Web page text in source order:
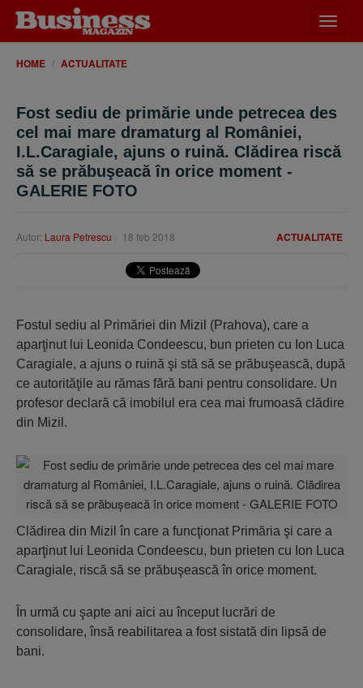
meniu
HOME ACTUALITATE
Fost sediu de primărie unde petrecea des
cel mai mare dramaturg al României,
I.L.Caragiale, ajuns o ruină. Clădirea riscă
să se prăbuşeacă în orice moment -
GALERIE FOTO
ACTUALITATE
Autor: Laura Petrescu 18 feb 2018
Fostul sediu al Primăriei din Mizil (Prahova), care a
aparţinut lui Leonida Condeescu, bun prieten cu Ion Luca
Caragiale, a ajuns o ruină şi stă să se prăbuşească, după
ce autorităţile au rămas fără bani pentru consolidare. Un
profesor declară că imobilul era cea mai frumoasă clădire
din Mizil.
Clădirea din Mizil în care a funcţionat Primăria şi care a
aparţinut lui Leonida Condeescu, bun prieten cu Ion Luca
Caragiale, riscă să se prăbuşească în orice moment.
În urmă cu şapte ani aici au început lucrări de
consolidare, însă reabilitarea a fost sistată din lipsă de
bani.